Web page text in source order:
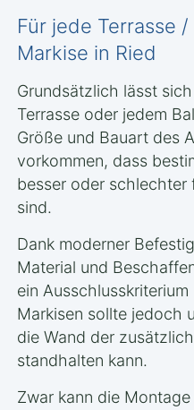
Für jede Terrasse
Markise in Ried
Grundsätzlich lässt
Terrasse oder jedem
Größe und Bauart des
vorkommen, dass
besser oder schlechter
sind.
Dank moderner
Material und
ein
Markisen sollte jedoch
die Wand der
standhalten kann.
Zwar kann die